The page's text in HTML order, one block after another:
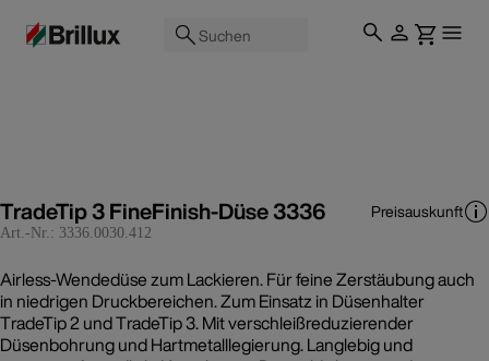
Suchen
TradeTip 3 FineFinish-Düse 3336
Art.-Nr.: 3336.0030.412
Preisauskunft
Airless-Wendedüse zum Lackieren. Für feine Zerstäubung auch
in niedrigen Druckbereichen. Zum Einsatz in Düsenhalter
TradeTip 2 und TradeTip 3. Mit verschleißreduzierender
Düsenbohrung und Hartmetalllegierung. Langlebig und